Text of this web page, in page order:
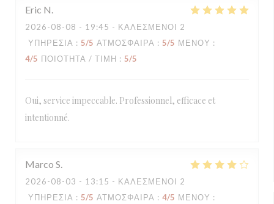
Eric N
2026-08-08 - 19:45 - ΚΑΛΕΣΜΈΝΟΙ 2
ΥΠΗΡΕΣΊΑ : 5/5 ΑΤΜΌΣΦΑΙΡΑ : 5/5 ΜΕΝΟΎ :
4/5 ΠΟΙΌΤΗΤΑ / ΤΙΜΉ : 5/5
Oui, service impeccable. Professionnel, efficace et
intentionné.
Marco S
2026-08-03 - 13:15 - ΚΑΛΕΣΜΈΝΟΙ 2
ΥΠΗΡΕΣΊΑ : 5/5 ΑΤΜΌΣΦΑΙΡΑ : 4/5 ΜΕΝΟΎ :